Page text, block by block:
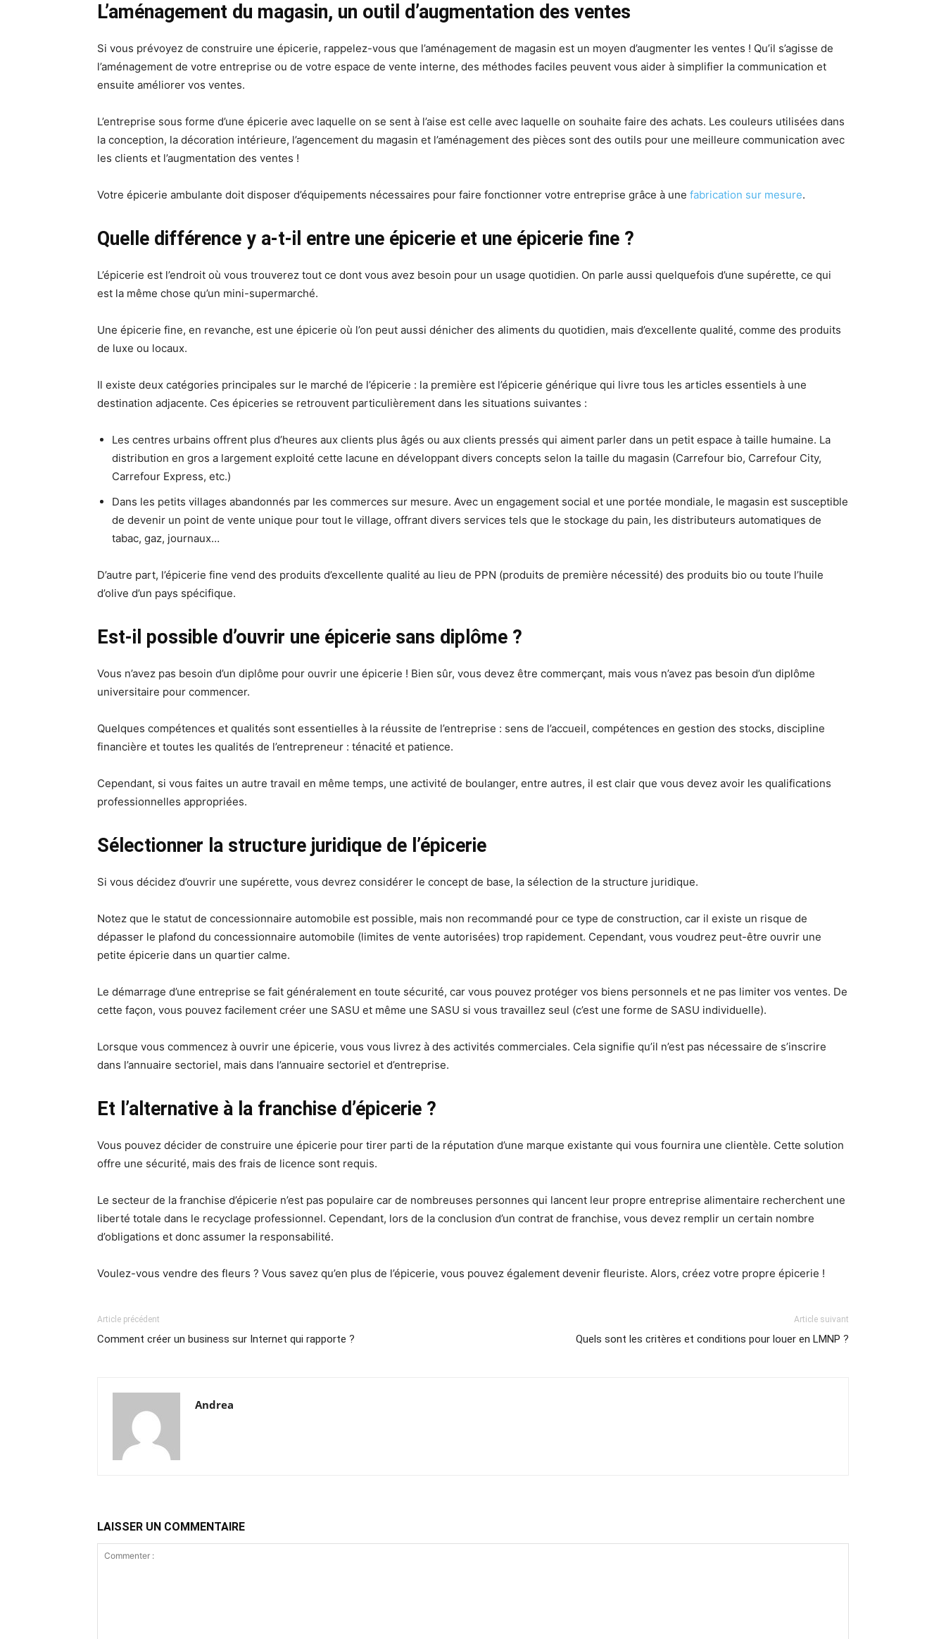
L’aménagement du magasin, un outil d’augmentation des ventes
Si vous prévoyez de construire une épicerie, rappelez-vous que l’aménagement de magasin est un moyen d’augmenter les ventes ! Qu’il s’agisse de
l’aménagement de votre entreprise ou de votre espace de vente interne, des méthodes faciles peuvent vous aider à simplifier la communication et
ensuite améliorer vos ventes.
L’entreprise sous forme d’une épicerie avec laquelle on se sent à l’aise est celle avec laquelle on souhaite faire des achats. Les couleurs utilisées dans
la conception, la décoration intérieure, l’agencement du magasin et l’aménagement des pièces sont des outils pour une meilleure communication avec
les clients et l’augmentation des ventes !
Votre épicerie ambulante doit disposer d’équipements nécessaires pour faire fonctionner votre entreprise grâce à une fabrication sur mesure.
Quelle différence y a-t-il entre une épicerie et une épicerie fine ?
L’épicerie est l’endroit où vous trouverez tout ce dont vous avez besoin pour un usage quotidien. On parle aussi quelquefois d’une supérette, ce qui
est la même chose qu’un mini-supermarché.
Une épicerie fine, en revanche, est une épicerie où l’on peut aussi dénicher des aliments du quotidien, mais d’excellente qualité, comme des produits
de luxe ou locaux.
Il existe deux catégories principales sur le marché de l’épicerie : la première est l’épicerie générique qui livre tous les articles essentiels à une
destination adjacente. Ces épiceries se retrouvent particulièrement dans les situations suivantes :
Les centres urbains offrent plus d’heures aux clients plus âgés ou aux clients pressés qui aiment parler dans un petit espace à taille humaine. La
distribution en gros a largement exploité cette lacune en développant divers concepts selon la taille du magasin (Carrefour bio, Carrefour City,
Carrefour Express, etc.)
Dans les petits villages abandonnés par les commerces sur mesure. Avec un engagement social et une portée mondiale, le magasin est susceptible
de devenir un point de vente unique pour tout le village, offrant divers services tels que le stockage du pain, les distributeurs automatiques de
tabac, gaz, journaux…
D’autre part, l’épicerie fine vend des produits d’excellente qualité au lieu de PPN (produits de première nécessité) des produits bio ou toute l’huile
d’olive d’un pays spécifique.
Est-il possible d’ouvrir une épicerie sans diplôme ?
Vous n’avez pas besoin d’un diplôme pour ouvrir une épicerie ! Bien sûr, vous devez être commerçant, mais vous n’avez pas besoin d’un diplôme
universitaire pour commencer.
Quelques compétences et qualités sont essentielles à la réussite de l’entreprise : sens de l’accueil, compétences en gestion des stocks, discipline
financière et toutes les qualités de l’entrepreneur : ténacité et patience.
Cependant, si vous faites un autre travail en même temps, une activité de boulanger, entre autres, il est clair que vous devez avoir les qualifications
professionnelles appropriées.
Sélectionner la structure juridique de l’épicerie
Si vous décidez d’ouvrir une supérette, vous devrez considérer le concept de base, la sélection de la structure juridique.
Notez que le statut de concessionnaire automobile est possible, mais non recommandé pour ce type de construction, car il existe un risque de
dépasser le plafond du concessionnaire automobile (limites de vente autorisées) trop rapidement. Cependant, vous voudrez peut-être ouvrir une
petite épicerie dans un quartier calme.
Le démarrage d’une entreprise se fait généralement en toute sécurité, car vous pouvez protéger vos biens personnels et ne pas limiter vos ventes. De
cette façon, vous pouvez facilement créer une SASU et même une SASU si vous travaillez seul (c’est une forme de SASU individuelle).
Lorsque vous commencez à ouvrir une épicerie, vous vous livrez à des activités commerciales. Cela signifie qu’il n’est pas nécessaire de s’inscrire
dans l’annuaire sectoriel, mais dans l’annuaire sectoriel et d’entreprise.
Et l’alternative à la franchise d’épicerie ?
Vous pouvez décider de construire une épicerie pour tirer parti de la réputation d’une marque existante qui vous fournira une clientèle. Cette solution
offre une sécurité, mais des frais de licence sont requis.
Le secteur de la franchise d’épicerie n’est pas populaire car de nombreuses personnes qui lancent leur propre entreprise alimentaire recherchent une
liberté totale dans le recyclage professionnel. Cependant, lors de la conclusion d’un contrat de franchise, vous devez remplir un certain nombre
d’obligations et donc assumer la responsabilité.
Voulez-vous vendre des fleurs ? Vous savez qu’en plus de l’épicerie, vous pouvez également devenir fleuriste. Alors, créez votre propre épicerie !
Article précédent
Comment créer un business sur Internet qui rapporte ?
Article suivant
Quels sont les critères et conditions pour louer en LMNP ?
Andrea
LAISSER UN COMMENTAIRE